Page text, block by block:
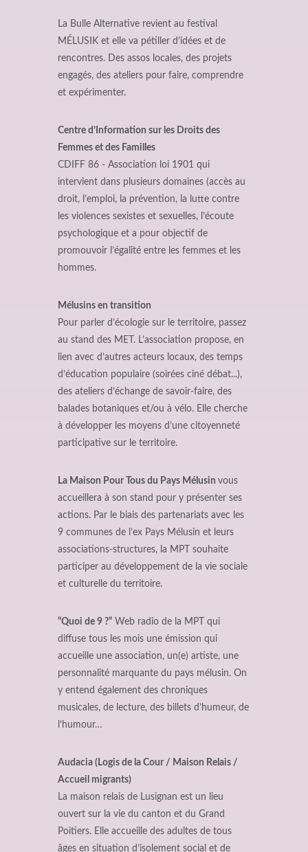
La Bulle Alternative revient au festival
MÉLUSIK et elle va pétiller d’idées et de
rencontres. Des assos locales, des projets
engagés, des ateliers pour faire, comprendre
et expérimenter.
Centre d’Information sur les Droits des
Femmes et des Familles
CDIFF 86 - Association loi 1901 qui
intervient dans plusieurs domaines (accès au
droit, l’emploi, la prévention, la lutte contre
les violences sexistes et sexuelles, l’écoute
psychologique et a pour objectif de
promouvoir l’égalité entre les femmes et les
hommes.
Mélusins en transition
Pour parler d’écologie sur le territoire, passez
au stand des MET. L’association propose, en
lien avec d’autres acteurs locaux, des temps
d’éducation populaire (soirées ciné débat...),
des ateliers d’échange de savoir-faire, des
balades botaniques et/ou à vélo. Elle cherche
à développer les moyens d’une citoyenneté
participative sur le territoire.
La Maison Pour Tous du Pays Mélusin vous
accueillera à son stand pour y présenter ses
actions. Par le biais des partenariats avec les
9 communes de l’ex Pays Mélusin et leurs
associations-structures, la MPT souhaite
participer au développement de la vie sociale
et culturelle du territoire.
“Quoi de 9 ?” Web radio de la MPT qui
diffuse tous les mois une émission qui
accueille une association, un(e) artiste, une
personnalité marquante du pays mélusin. On
y entend également des chroniques
musicales, de lecture, des billets d’humeur, de
l’humour…
Audacia (Logis de la Cour / Maison Relais /
Accueil migrants)
La maison relais de Lusignan est un lieu
ouvert sur la vie du canton et du Grand
Poitiers. Elle accueille des adultes de tous
âges en situation d’isolement social et de